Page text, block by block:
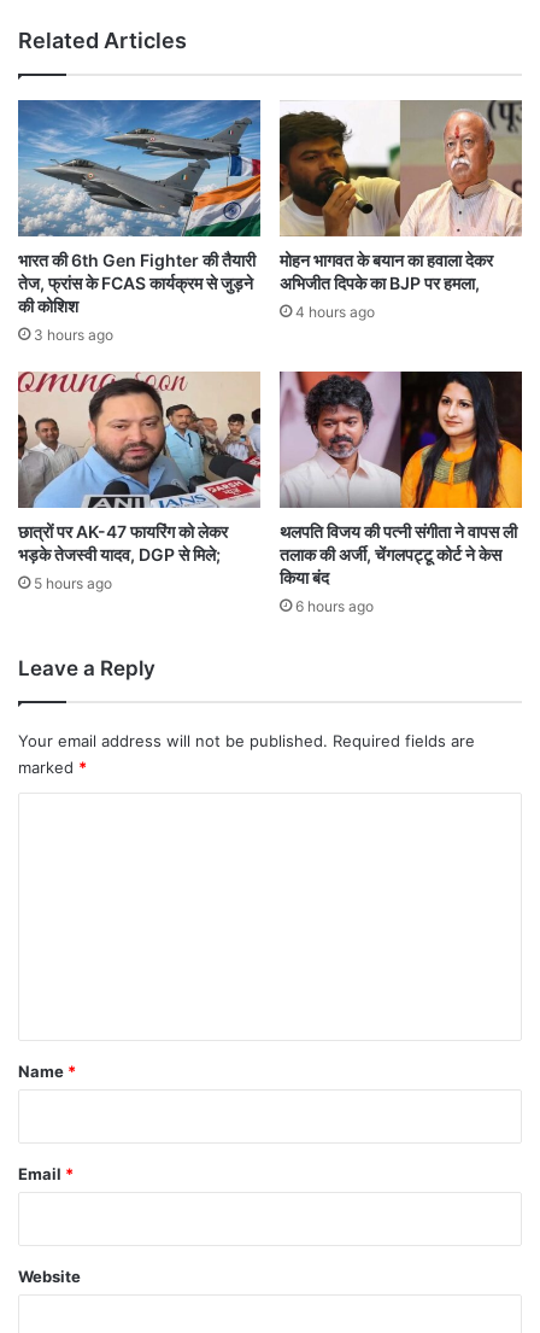
0
रा
ज्यों
2
0
ठि
का
प
र
छा
;
ई
डि
जि
ल
स
बू
री
भा
ज
पा
की
रा
ज
नी
ति
क
सा
जि
:
ग्रे
स
Related Articles
भारत की 6th Gen Fighter की तैयारी
तेज, फ्रांस के FCAS कार्यक्रम से जुड़ने
की कोशिश
3 hours ago
मोहन भागवत के बयान का हवाला देकर
अभिजीत दिपके का BJP पर हमला,
4 hours ago
छात्रों पर AK-47 फायरिंग को लेकर
भड़के तेजस्वी यादव, DGP से मिले;
5 hours ago
थलपति विजय की पत्नी संगीता ने वापस ली
तलाक की अर्जी, चेंगलपट्टू कोर्ट ने केस
किया बंद
6 hours ago
Leave a Reply
Your email address will not be published. Required fields are
marked *
*
Name *
Email *
Website